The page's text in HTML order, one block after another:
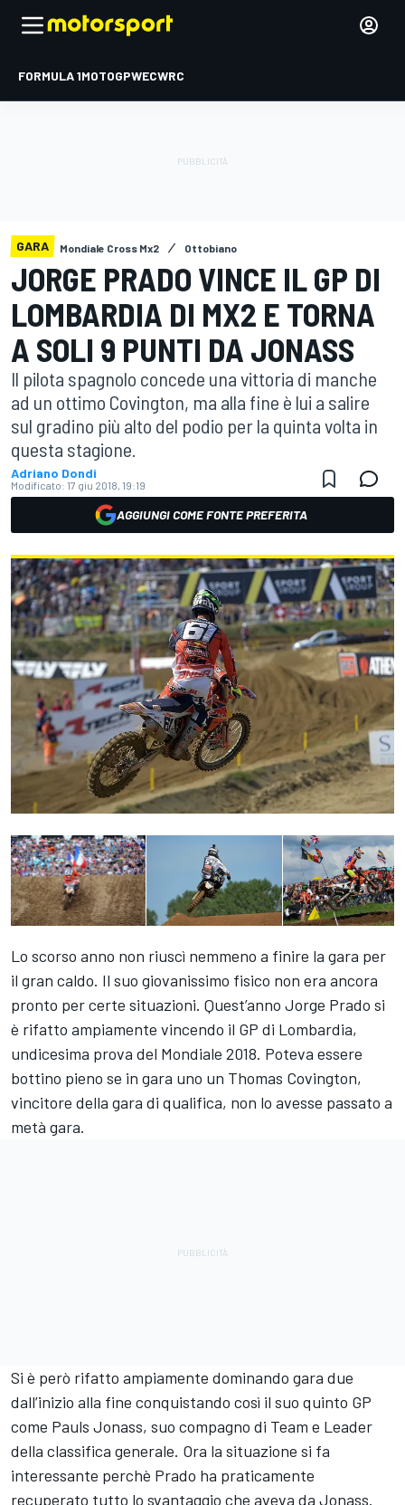
FORMULA 1MOTOGPWECWRC
GARA Mondiale Cross Mx2 Ottobiano
JORGE PRADO VINCE IL GP DI
LOMBARDIA DI MX2 E TORNA
A SOLI 9 PUNTI DA JONASS
Il pilota spagnolo concede una vittoria di manche
ad un ottimo Covington, ma alla fine è lui a salire
sul gradino più alto del podio per la quinta volta in
questa stagione.
Adriano Dondi
Modificato: 17 giu 2018, 19:19
AGGIUNGI COME FONTE PREFERITA
Lo scorso anno non riuscì nemmeno a finire la gara per
il gran caldo. Il suo giovanissimo fisico non era ancora
pronto per certe situazioni. Quest’anno Jorge Prado si
è rifatto ampiamente vincendo il GP di Lombardia,
undicesima prova del Mondiale 2018. Poteva essere
bottino pieno se in gara uno un Thomas Covington,
vincitore della gara di qualifica, non lo avesse passato a
metà gara.
Si è però rifatto ampiamente dominando gara due
dall’inizio alla fine conquistando così il suo quinto GP
come Pauls Jonass, suo compagno di Team e Leader
della classifica generale. Ora la situazione si fa
interessante perchè Prado ha praticamente
recuperato tutto lo svantaggio che aveva da Jonass.